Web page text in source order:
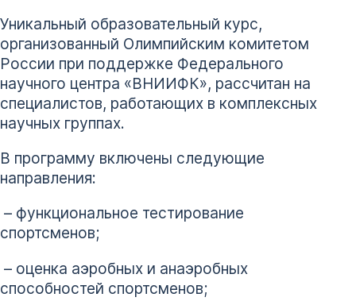
Уникальный образовательный курс,
организованный Олимпийским комитетом
России при поддержке Федерального
научного центра «ВНИИФК», рассчитан на
специалистов, работающих в комплексных
научных группах.
В программу включены следующие
направления:
– функциональное тестирование
спортсменов;
– оценка аэробных и анаэробных
способностей спортсменов;